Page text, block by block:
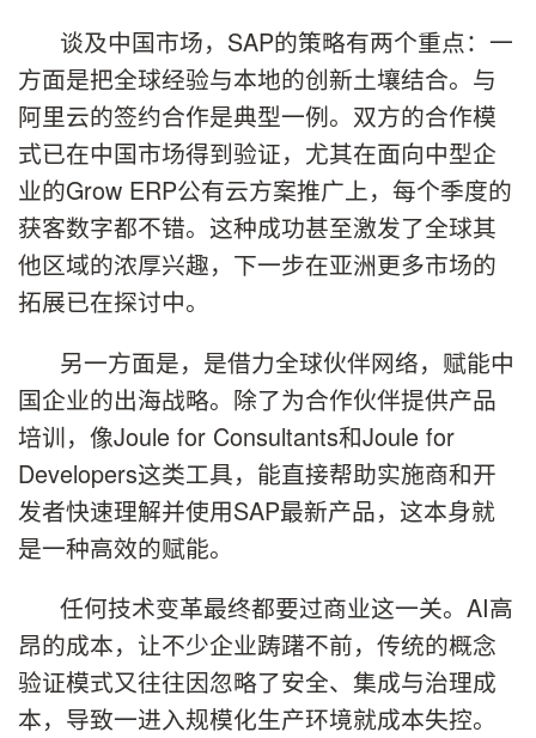
谈及中国市场，SAP的策略有两个重点：一
方面是把全球经验与本地的创新土壤结合。与
阿里云的签约合作是典型一例。双方的合作模
式已在中国市场得到验证，尤其在面向中型企
业的Grow ERP公有云方案推广上，每个季度的
获客数字都不错。这种成功甚至激发了全球其
他区域的浓厚兴趣，下一步在亚洲更多市场的
拓展已在探讨中。
另一方面是，是借力全球伙伴网络，赋能中
国企业的出海战略。除了为合作伙伴提供产品
培训，像Joule for Consultants和Joule for
Developers这类工具，能直接帮助实施商和开
发者快速理解并使用SAP最新产品，这本身就
是一种高效的赋能。
任何技术变革最终都要过商业这一关。AI高
昂的成本，让不少企业踌躇不前，传统的概念
验证模式又往往因忽略了安全、集成与治理成
本，导致一进入规模化生产环境就成本失控。